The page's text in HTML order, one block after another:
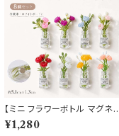
【ミニ フラワーボトル マグネ
ト 8個セット】 花瓶 ボトル型
カラフル 冷蔵庫 ホワイトボー
¥1,280